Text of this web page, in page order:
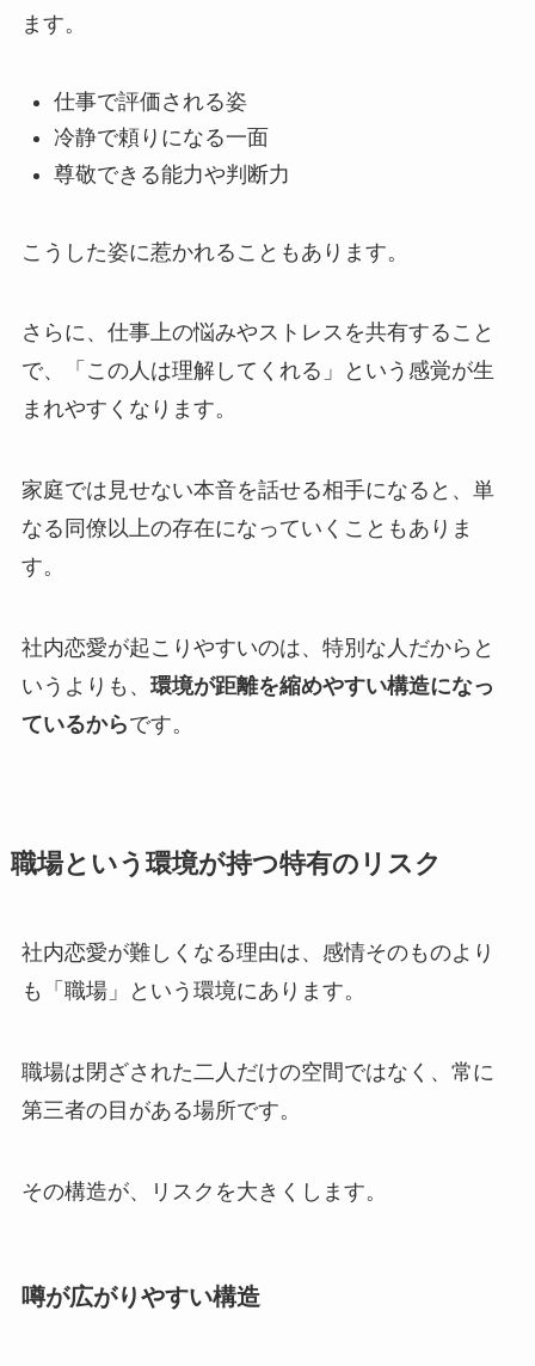
ます。
仕事で評価される姿
冷静で頼りになる一面
尊敬できる能力や判断力
こうした姿に惹かれることもあります。
さらに、仕事上の悩みやストレスを共有すること
で、「この人は理解してくれる」という感覚が生
まれやすくなります。
家庭では見せない本音を話せる相手になると、単
なる同僚以上の存在になっていくこともありま
す。
社内恋愛が起こりやすいのは、特別な人だからと
いうよりも、 環境が距離を縮めやすい構造になっ
ているからです。
職場という環境が持つ特有のリスク
社内恋愛が難しくなる理由は、感情そのものより
も「職場」という環境にあります。
職場は閉ざされた二人だけの空間ではなく、常に
第三者の目がある場所です。
その構造が、リスクを大きくします。
噂が広がりやすい構造